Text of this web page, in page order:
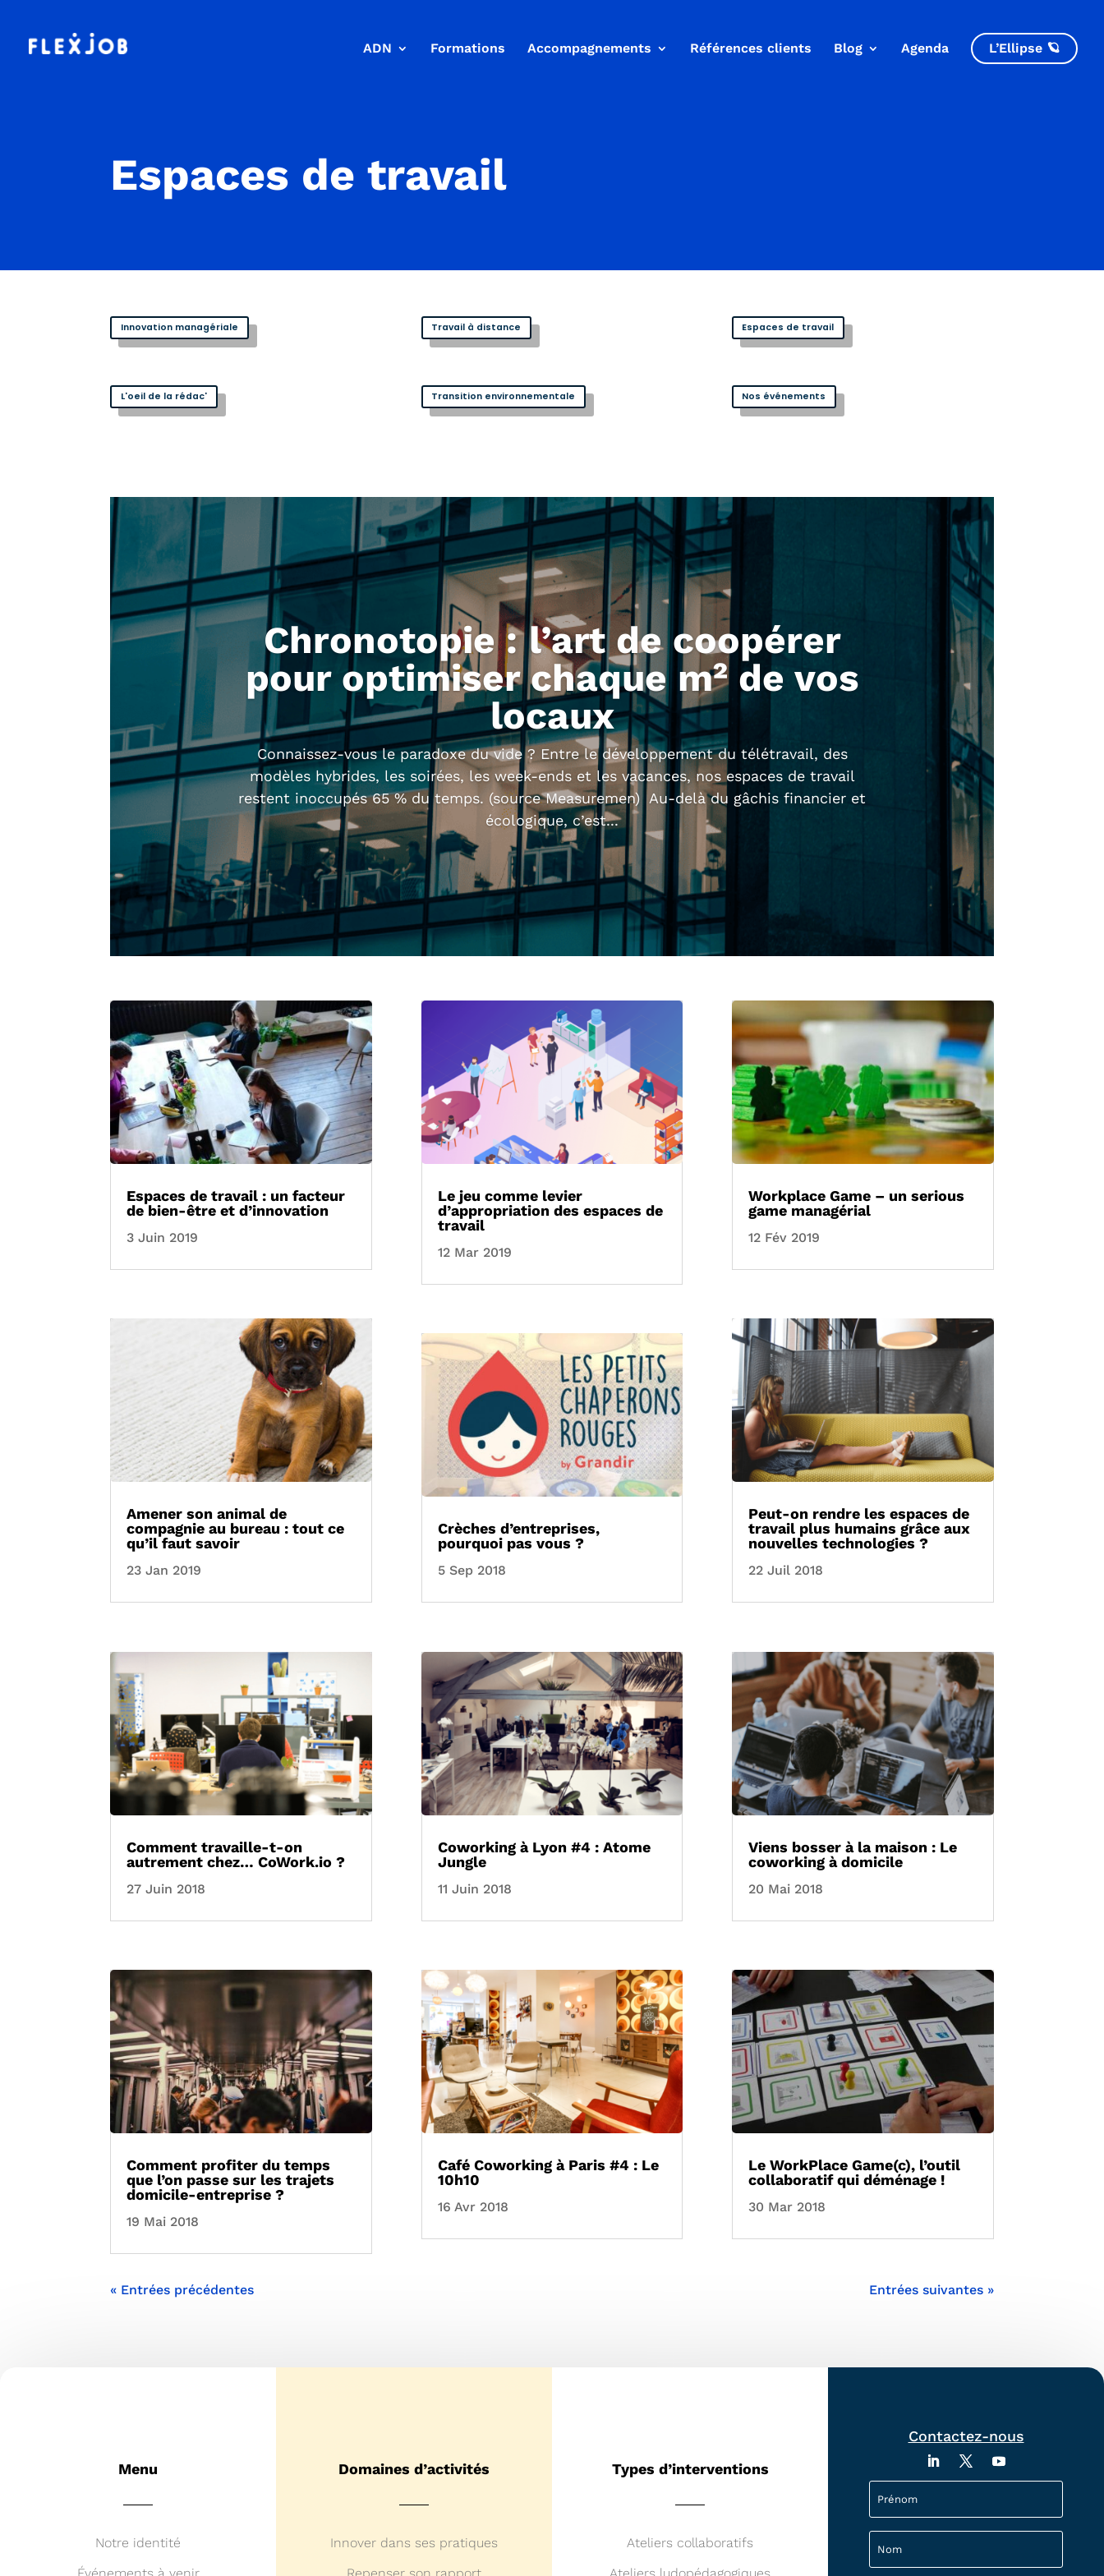
ADN Formations Accompagnements Références clients Blog Agenda L’Ellipse 🪐
Espaces de travail
Innovation managériale Travail à distance Espaces de travail
L'oeil de la rédac' Transition environnementale Nos événements
Chronotopie : l’art de coopérer
pour optimiser chaque m² de vos
locaux
Connaissez-vous le paradoxe du vide ? Entre le développement du télétravail, des
modèles hybrides, les soirées, les week-ends et les vacances, nos espaces de travail
restent inoccupés 65 % du temps. (source Measuremen) Au-delà du gâchis financier et
écologique, c’est...
Espaces de travail : un facteur
de bien-être et d’innovation
3 Juin 2019
Amener son animal de
compagnie au bureau : tout ce
qu’il faut savoir
23 Jan 2019
Comment travaille-t-on
autrement chez… CoWork.io ?
27 Juin 2018
Comment profiter du temps
que l’on passe sur les trajets
domicile-entreprise ?
19 Mai 2018
Le jeu comme levier
d’appropriation des espaces de
travail
12 Mar 2019
Crèches d’entreprises,
pourquoi pas vous ?
5 Sep 2018
Coworking à Lyon #4 : Atome
Jungle
11 Juin 2018
Café Coworking à Paris #4 : Le
10h10
16 Avr 2018
Workplace Game – un serious
game managérial
12 Fév 2019
Peut-on rendre les espaces de
travail plus humains grâce aux
nouvelles technologies ?
22 Juil 2018
Viens bosser à la maison : Le
coworking à domicile
20 Mai 2018
Le WorkPlace Game(c), l’outil
collaboratif qui déménage !
30 Mar 2018
« Entrées précédentes Entrées suivantes »
Menu
Notre identité
Domaines d’activités
Innover dans ses pratiques
Types d’interventions
Ateliers collaboratifs
Contactez-nous